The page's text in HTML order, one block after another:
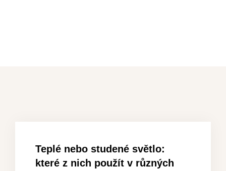
Teplé nebo studené světlo:
které z nich použít v různých